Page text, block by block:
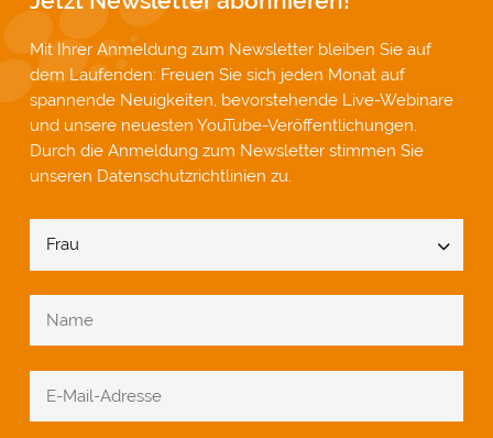
Mit Ihrer Anmeldung zum Newsletter bleiben Sie auf
dem Laufenden: Freuen Sie sich jeden Monat auf
spannende Neuigkeiten, bevorstehende Live-Webinare
und unsere neuesten YouTube-Veröffentlichungen.
Durch die Anmeldung zum Newsletter stimmen Sie
unseren Datenschutzrichtlinien zu.